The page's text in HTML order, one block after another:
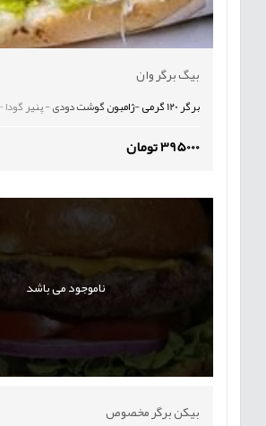
بیگ برگر وان
برگر 120 گرمی -ژامبون گوشت دودی - پنیر گودا - کاهو - خیارشور-گوجه
395000 تومان
ناموجود می باشد
بیکن برگر مخصوص